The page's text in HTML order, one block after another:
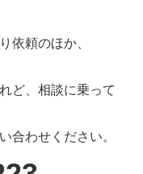
依頼のほか、
ど、相談に乗って
合わせください。